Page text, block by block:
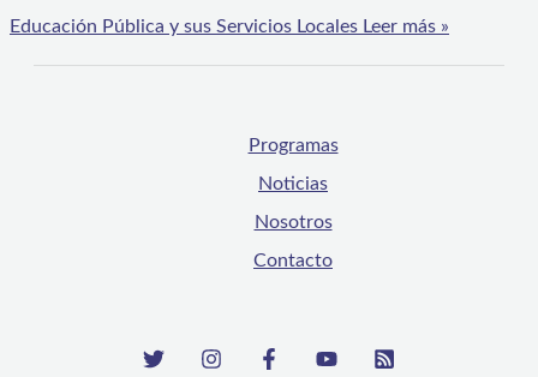
Educación Pública y sus Servicios Locales Leer más »
Programas
Noticias
Nosotros
Contacto